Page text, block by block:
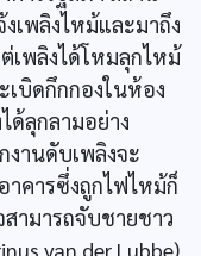
เพลิงไหม้และมาถึง
เพลิงได้โหมลุกไหม้
เบิดกึกกองในห้อง
ด้ลุกลามอย่าง
งานดับเพลิงจะ
คารซึ่งถูกไฟไหม้ก็
ามารถจับชายชาว
van der Lubbe)